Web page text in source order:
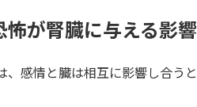
怖が腎臓に与える影響
、感情と臓は相互に影響し合う